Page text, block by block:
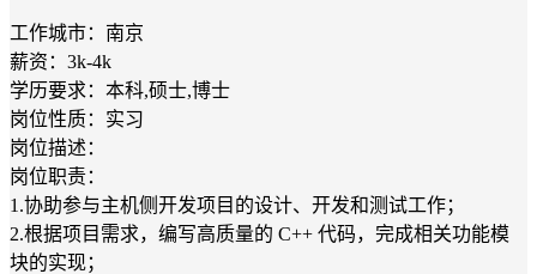
工作城市：南京
薪资：3k-4k
学历要求：本科,硕士,博士
岗位性质：实习
岗位描述：
岗位职责：
1.协助参与主机侧开发项目的设计、开发和测试工作；
2.根据项目需求，编写高质量的 C++ 代码，完成相关功能模
块的实现；